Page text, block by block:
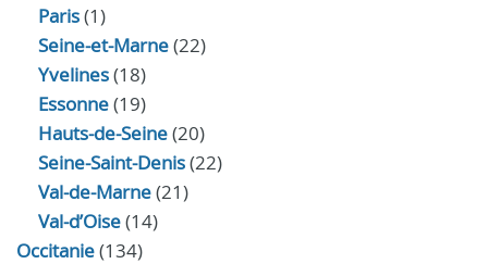
Paris(1)
Seine-et-Marne(22)
Yvelines(18)
Essonne(19)
Hauts-de-Seine(20)
Seine-Saint-Denis(22)
Val-de-Marne(21)
Val-d’Oise(14)
Occitanie(134)